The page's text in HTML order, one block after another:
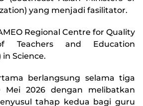
yang menjadi fasilitator.
Regional Centre for Quality
Teachers and Education
in Science.
berlangsung selama tiga
Mei 2026 dengan melibatkan
tahap kedua bagi guru